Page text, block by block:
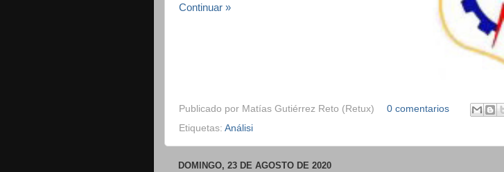
Continuar »
Publicado por Matías Gutiérrez Reto (Retux)
0 comentarios
Etiquetas: Análisi
DOMINGO, 23 DE AGOSTO DE 2020